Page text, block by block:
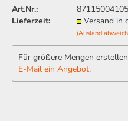
Art.Nr.:
Lieferzeit:
Versand in
(Ausland
Für größere Mengen
E-Mail ein Angebot.